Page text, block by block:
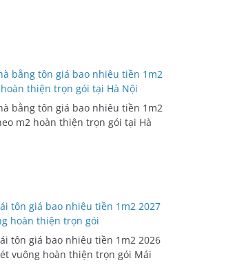
bằng tôn giá bao nhiêu tiền 1m2
thiện trọn gói tại Hà Nội
bằng tôn giá bao nhiêu tiền 1m2
m2 hoàn thiện trọn gói tại Hà
tôn giá bao nhiêu tiền 1m2 2027
hoàn thiện trọn gói
tôn giá bao nhiêu tiền 1m2 2026
vuông hoàn thiện trọn gói Mái